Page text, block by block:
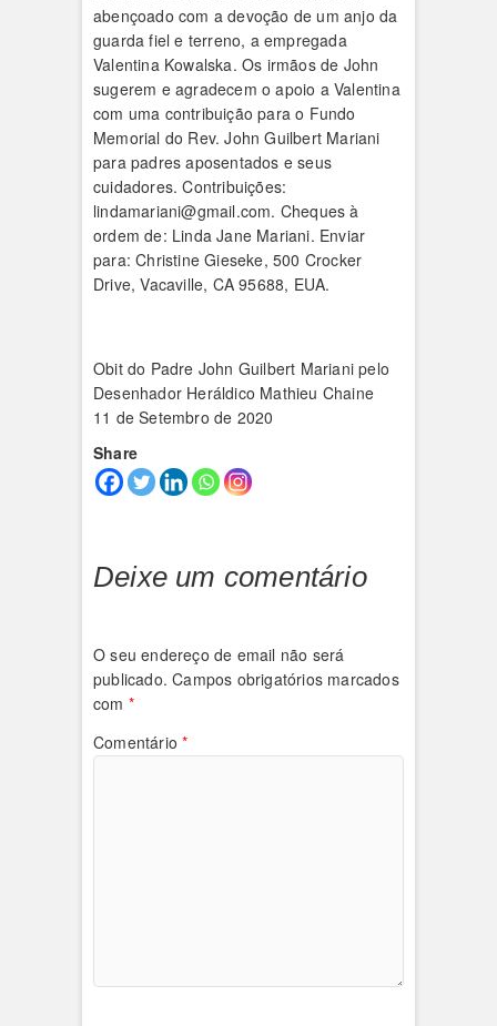
abençoado com a devoção de um anjo da
guarda fiel e terreno, a empregada
Valentina Kowalska. Os irmãos de John
sugerem e agradecem o apoio a Valentina
com uma contribuição para o Fundo
Memorial do Rev. John Guilbert Mariani
para padres aposentados e seus
cuidadores. Contribuições:
lindamariani@gmail.com. Cheques à
ordem de: Linda Jane Mariani. Enviar
para: Christine Gieseke, 500 Crocker
Drive, Vacaville, CA 95688, EUA.
Obit do Padre John Guilbert Mariani pelo
Desenhador Heráldico Mathieu Chaine
11 de Setembro de 2020
Share
Deixe um comentário
O seu endereço de email não será
publicado. Campos obrigatórios marcados
com *
Comentário*